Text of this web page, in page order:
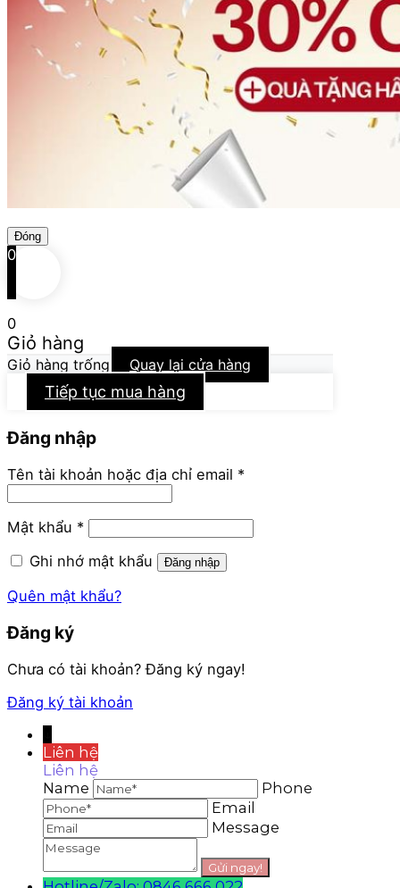
Đóng
0
0
Giỏ hàng
Giỏ hàng trống Quay lại cửa hàng
Tiếp tục mua hàng
Đăng nhập
Tên tài khoản hoặc địa chỉ email *Bắt
Mật khẩu *Bắt
buộc
Ghi nhớ mật khẩu
Đăng nhập
Quên mật khẩu?
Đăng ký
Chưa có tài khoản? Đăng ký ngay!
Đăng ký tài khoản
Liên hệ
Liên hệ
Name
Phone
Email
Message